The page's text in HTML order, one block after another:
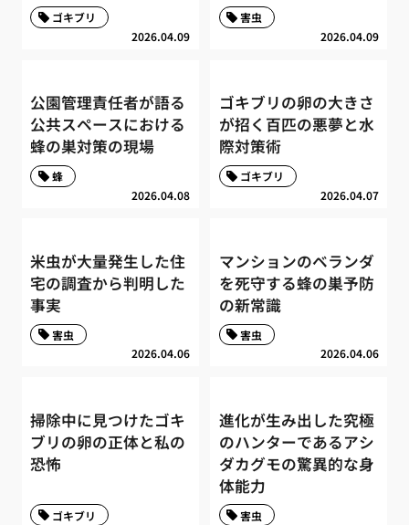
2026.04.09
ゴキブリ
2026.04.09
害虫
公園管理責任者が語る
公共スペースにおける
蜂の巣対策の現場
2026.04.08
蜂
ゴキブリの卵の大きさ
が招く百匹の悪夢と水
際対策術
2026.04.07
ゴキブリ
米虫が大量発生した住
宅の調査から判明した
事実
2026.04.06
害虫
マンションのベランダ
を死守する蜂の巣予防
の新常識
2026.04.06
害虫
掃除中に見つけたゴキ
ブリの卵の正体と私の
恐怖
ゴキブリ
進化が生み出した究極
のハンターであるアシ
ダカグモの驚異的な身
体能力
害虫